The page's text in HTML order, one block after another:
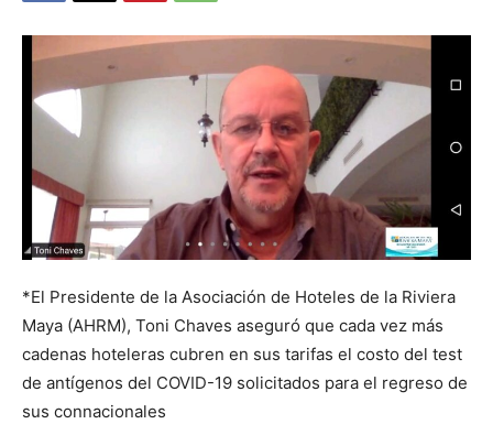
*El Presidente de la Asociación de Hoteles de la Riviera
Maya (AHRM), Toni Chaves aseguró que cada vez más
cadenas hoteleras cubren en sus tarifas el costo del test
de antígenos del COVID-19 solicitados para el regreso de
sus connacionales